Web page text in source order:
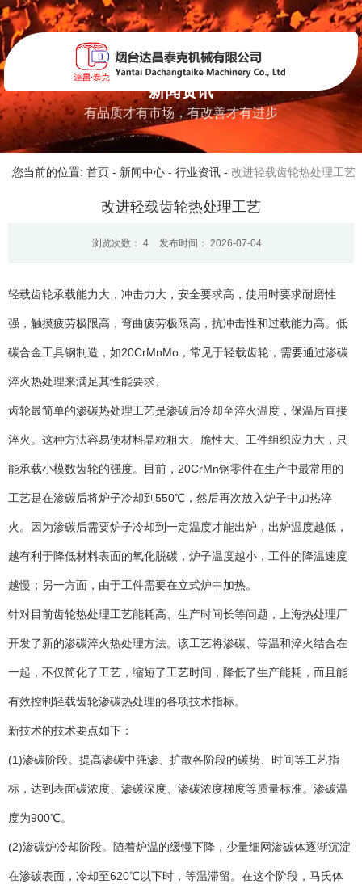
新闻资讯
有品质才有市场，有改善才有进步
您当前的位置: 首页 - 新闻中心 - 行业资讯 - 改进轻载齿轮热处理工艺
改进轻载齿轮热处理工艺
浏览次数： 4 发布时间： 2026-07-04
轻载齿轮承载能力大，冲击力大，安全要求高，使用时要求耐磨性
强，触摸疲劳极限高，弯曲疲劳极限高，抗冲击性和过载能力高。低
碳合金工具钢制造，如20CrMnMo，常见于轻载齿轮，需要通过渗碳
淬火热处理来满足其性能要求。
齿轮最简单的渗碳热处理工艺是渗碳后冷却至淬火温度，保温后直接
淬火。这种方法容易使材料晶粒粗大、脆性大、工件组织应力大，只
能承载小模数齿轮的强度。目前，20CrMn钢零件在生产中最常用的
工艺是在渗碳后将炉子冷却到550℃，然后再次放入炉子中加热淬
火。因为渗碳后需要炉子冷却到一定温度才能出炉，出炉温度越低，
越有利于降低材料表面的氧化脱碳，炉子温度越小，工件的降温速度
越慢；另一方面，由于工件需要在立式炉中加热。
针对目前齿轮热处理工艺能耗高、生产时间长等问题，上海热处理厂
开发了新的渗碳淬火热处理方法。该工艺将渗碳、等温和淬火结合在
一起，不仅简化了工艺，缩短了工艺时间，降低了生产能耗，而且能
有效控制轻载齿轮渗碳热处理的各项技术指标。
新技术的技术要点如下：
(1)渗碳阶段。提高渗碳中强渗、扩散各阶段的碳势、时间等工艺指
标，达到表面碳浓度、渗碳深度、渗碳浓度梯度等质量标准。渗碳温
度为900℃。
(2)渗碳炉冷却阶段。随着炉温的缓慢下降，少量细网渗碳体逐渐沉淀
在渗碳表面，冷却至620℃以下时，等温滞留。在这个阶段，马氏体